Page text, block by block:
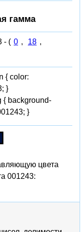
гамма
- ( 0 , 18 ,
{ color:
}
{ background-
}
цвета
001243: